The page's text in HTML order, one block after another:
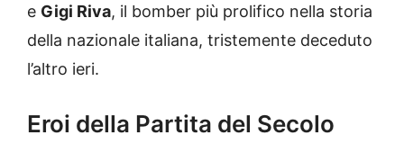
e Gigi Riva, il bomber più prolifico nella storia
della nazionale italiana, tristemente deceduto
l’altro ieri.
Eroi della Partita del Secolo